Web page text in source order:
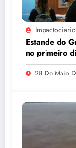
Impactodiario
Estande do
no primeiro
2026
28 De Maio